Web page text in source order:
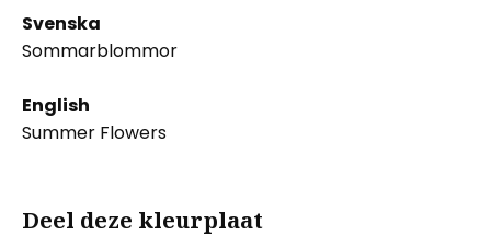
Svenska
Sommarblommor
English
Summer Flowers
Deel deze kleurplaat